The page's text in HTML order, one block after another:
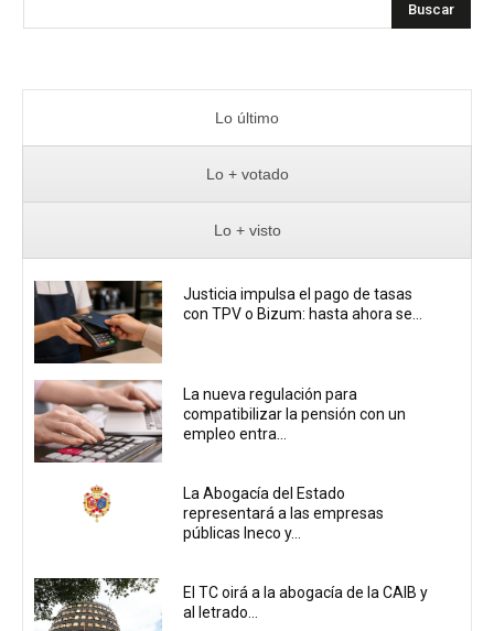
Buscar
Lo último
Lo + votado
Lo + visto
Justicia impulsa el pago de tasas
con TPV o Bizum: hasta ahora se...
La nueva regulación para
compatibilizar la pensión con un
empleo entra...
La Abogacía del Estado
representará a las empresas
públicas Ineco y...
El TC oirá a la abogacía de la CAIB y
al letrado...